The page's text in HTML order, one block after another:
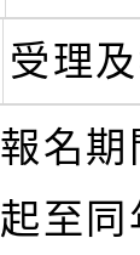
受理
報名
起至